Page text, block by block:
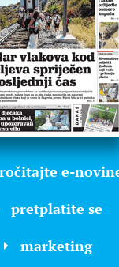
e-
pretplatite se
marketing